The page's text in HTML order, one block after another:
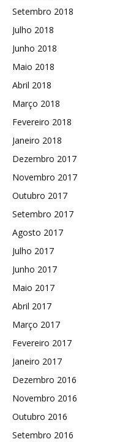
Setembro 2018
Julho 2018
Junho 2018
Maio 2018
Abril 2018
Março 2018
Fevereiro 2018
Janeiro 2018
Dezembro 2017
Novembro 2017
Outubro 2017
Setembro 2017
Agosto 2017
Julho 2017
Junho 2017
Maio 2017
Abril 2017
Março 2017
Fevereiro 2017
Janeiro 2017
Dezembro 2016
Novembro 2016
Outubro 2016
Setembro 2016